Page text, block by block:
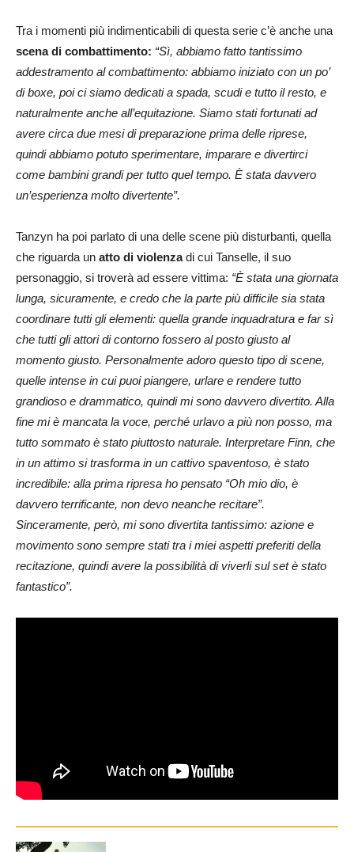
Tra i momenti più indimenticabili di questa serie c’è anche una
scena di combattimento: “Sì, abbiamo fatto tantissimo
addestramento al combattimento: abbiamo iniziato con un po’
di boxe, poi ci siamo dedicati a spada, scudi e tutto il resto, e
naturalmente anche all’equitazione. Siamo stati fortunati ad
avere circa due mesi di preparazione prima delle riprese,
quindi abbiamo potuto sperimentare, imparare e divertirci
come bambini grandi per tutto quel tempo. È stata davvero
un’esperienza molto divertente”.
Tanzyn ha poi parlato di una delle scene più disturbanti, quella
che riguarda un atto di violenzadi cui Tanselle, il suo
personaggio, si troverà ad essere vittima: “È stata una giornata
lunga, sicuramente, e credo che la parte più difficile sia stata
coordinare tutti gli elementi: quella grande inquadratura e far sì
che tutti gli attori di contorno fossero al posto giusto al
momento giusto. Personalmente adoro questo tipo di scene,
quelle intense in cui puoi piangere, urlare e rendere tutto
grandioso e drammatico, quindi mi sono davvero divertito. Alla
fine mi è mancata la voce, perché urlavo a più non posso, ma
tutto sommato è stato piuttosto naturale. Interpretare Finn, che
in un attimo si trasforma in un cattivo spaventoso, è stato
incredibile: alla prima ripresa ho pensato “Oh mio dio, è
davvero terrificante, non devo neanche recitare”.
Sinceramente, però, mi sono divertita tantissimo: azione e
movimento sono sempre stati tra i miei aspetti preferiti della
recitazione, quindi avere la possibilità di viverli sul set è stato
fantastico”.